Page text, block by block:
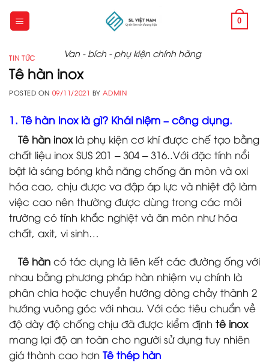
Van - bích - phụ kiện chính hãng
0
TIN TỨC
Tê hàn inox
POSTED ON 09/11/2021 BY ADMIN
1. Tê hàn inox là gì? Khái niệm – công dụng.
Tê hàn inoxlà phụ kiện cơ khí được chế tạo bằng
chất liệu inox SUS 201 – 304 – 316..Với đặc tính nổi
bật là sáng bóng khả năng chống ăn mòn và oxi
hóa cao, chịu được va đập áp lực và nhiệt độ làm
việc cao nên thường được dùng trong các môi
trường có tính khắc nghiệt và ăn mòn như hóa
chất, axit, vi sinh…
Tê hàn có tác dụng là liên kết các đường ống với
nhau bằng phương pháp hàn nhiệm vụ chính là
phân chia hoặc chuyển hướng dòng chảy thành 2
hướng vuông góc với nhau. Với các tiêu chuẩn về
độ dày độ chống chịu đã được kiểm định tê inox
mang lại độ an toàn cho người sử dụng tuy nhiên
giá thành cao hơn Tê thép hàn